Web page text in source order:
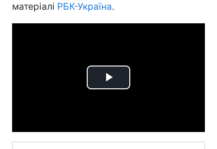
матеріалі РБК-Україна.
Play